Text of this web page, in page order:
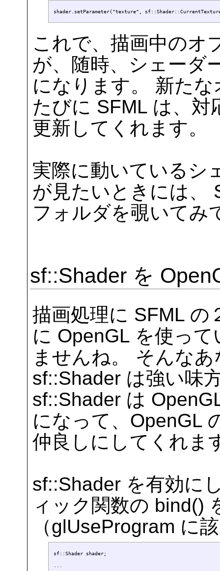
これで、描画中のオ
が、随時、シェーダ
になります。 新た
たびに SFML は、
更新してくれます。
実際に動いているシ
が見たいときには、
フォルダを覗いてみ
sf::Shader を
描画処理に SFML の
に OpenGL を使っ
ませんね。 そんな
sf::Shader は強い味
sf::Shader は
になって、OpenGL
仲良しにしてくれま
sf::Shader を有効に
ィック関数の bind()
（glUseProgram に
sf::Shader shader;